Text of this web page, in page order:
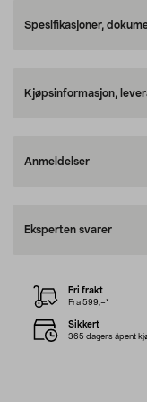
Spesifikasjoner,
Kjøpsinformasjon,
Anmeldelser
Eksperten svarer
Fri frakt
Fra 599,–*
Sikkert
365 dagers åpent